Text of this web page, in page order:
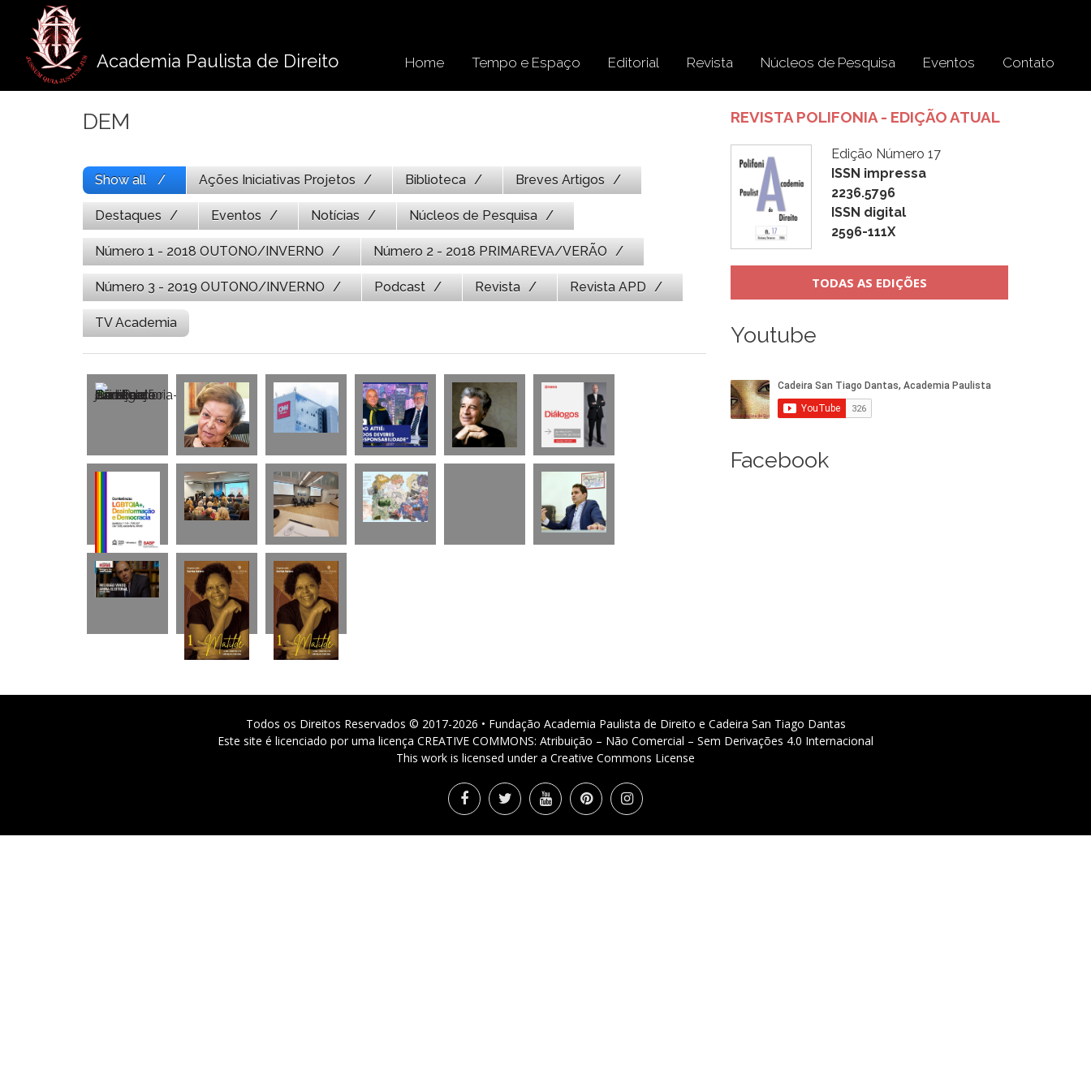
conteúdo
Academia Paulista de Direito Home Tempo e Espaço Editorial Revista Núcleos de Pesquisa Eventos Contato
DEM
Show all Ações Iniciativas Projetos Biblioteca Breves Artigos
Destaques Eventos Notícias Núcleos de Pesquisa
Número 1 - 2018 OUTONO/INVERNO Número 2 - 2018 PRIMAREVA/VERÃO
Número 3 - 2019 OUTONO/INVERNO Podcast Revista Revista APD
TV Academia
REVISTA POLIFONIA - EDIÇÃO ATUAL
Edição Número 17
ISSN impressa
2236.5796
ISSN digital
2596-111X
TODAS AS EDIÇÕES
Youtube
Facebook
Todos os Direitos Reservados © 2017-2026 • Fundação Academia Paulista de Direito e Cadeira San Tiago Dantas
Este site é licenciado por uma licença CREATIVE COMMONS: Atribuição – Não Comercial – Sem Derivações 4.0 Internacional
This work is licensed under a Creative Commons License